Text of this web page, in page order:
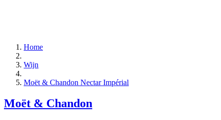
Home
Wijn
Moët & Chandon Nectar Impérial
Moët & Chandon